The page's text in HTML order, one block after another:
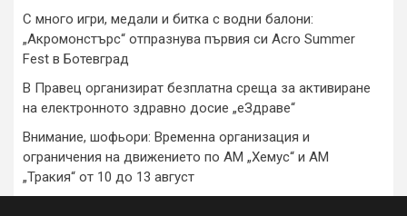
С много игри, медали и битка с водни балони:
„Акромонстърс“ отпразнува първия си Acro Summer
Fest в Ботевград
В Правец организират безплатна среща за активиране
на електронното здравно досие „еЗдраве“
Внимание, шофьори: Временна организация и
ограничения на движението по АМ „Хемус“ и АМ
„Тракия“ от 10 до 13 август